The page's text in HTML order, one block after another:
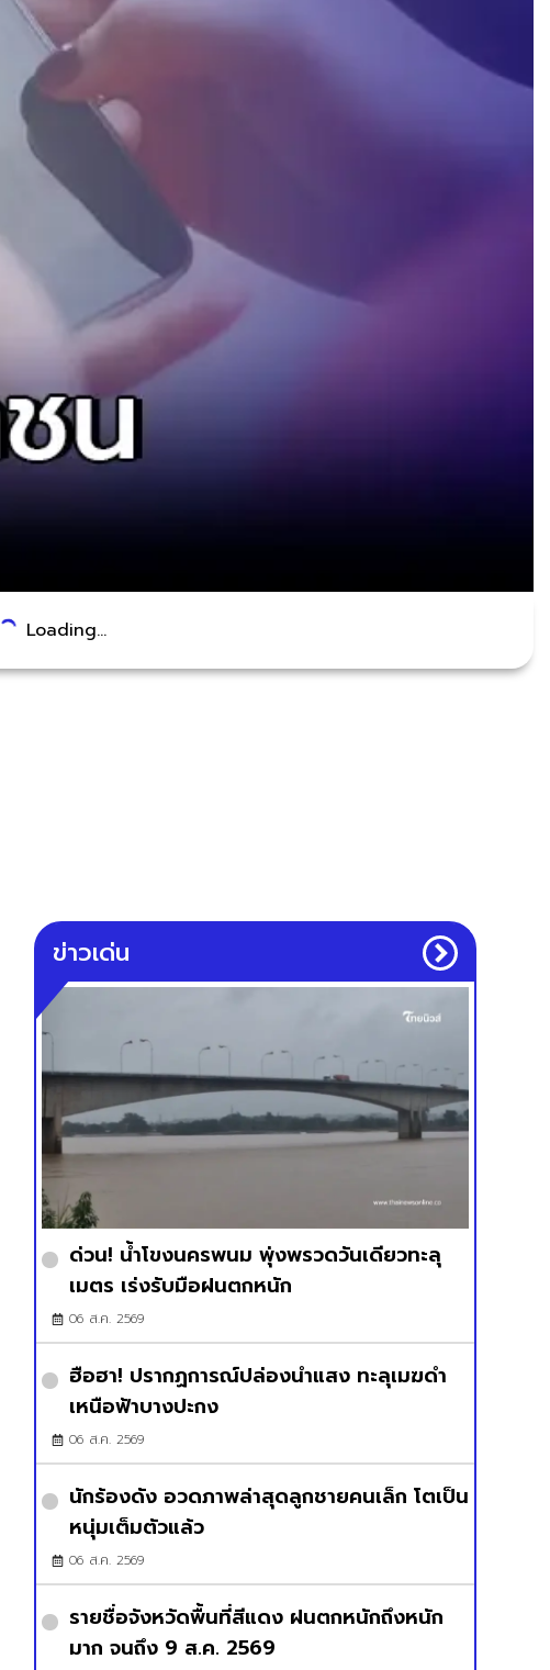
Loading...
ข่าวเด่น
ด่วน! น้ำโขงนครพนม พุ่งพรวดวันเดียวทะลุ
เมตร เร่งรับมือฝนตกหนัก
06 ส.ค. 2569
ฮือฮา! ปรากฏการณ์ปล่องนำแสง ทะลุเมฆดำ
เหนือฟ้าบางปะกง
06 ส.ค. 2569
นักร้องดัง อวดภาพล่าสุดลูกชายคนเล็ก โตเป็น
หนุ่มเต็มตัวแล้ว
06 ส.ค. 2569
รายชื่อจังหวัดพื้นที่สีแดง ฝนตกหนักถึงหนัก
มาก จนถึง 9 ส.ค. 2569